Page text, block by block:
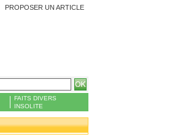
PROPOSER UN ARTICLE
FAITS DIVERS
INSOLITE